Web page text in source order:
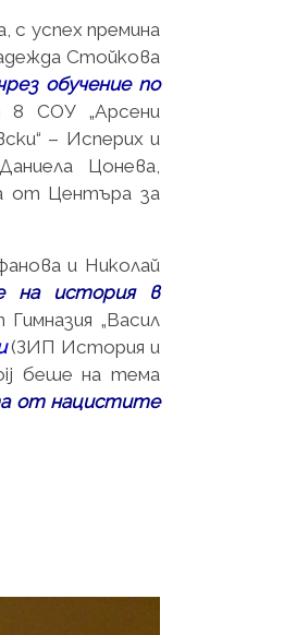
с успех премина
Стойкова
обучение по
8 СОУ „Арсени
– Исперих и
Цонева,
от Центъра за
и Николай
на история в
„Васил
(ЗИП История и
беше на тема
от нацистите